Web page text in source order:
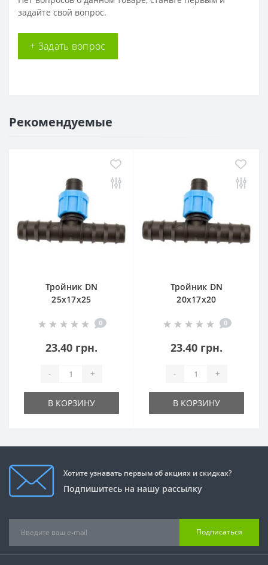
задайте свой вопрос.
+ Задать вопрос
Рекомендуемые
Тройник DN
25x17x25
0
23.40 грн.
- +
В КОРЗИНУ
Тройник DN
20x17x20
0
23.40 грн.
- +
В КОРЗИНУ
Хотите узнавать первым об акциях и скидках?
Подпишитесь на нашу рассылку
Подписаться